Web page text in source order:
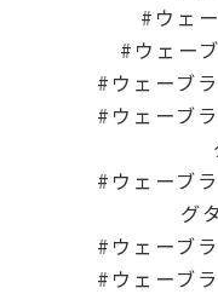
ウェ
ウェー
ウェーブ
ウェーブ
ウェーブ
グ
ウェーブ
ウェーブ